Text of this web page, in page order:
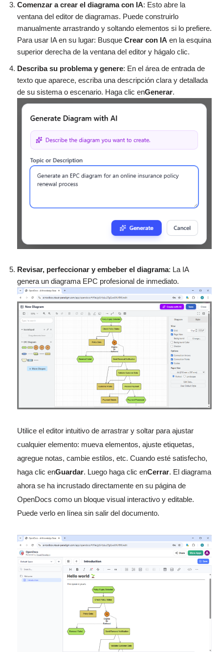
Comenzar a crear el diagrama con IA: Esto abre la
ventana del editor de diagramas. Puede construirlo
manualmente arrastrando y soltando elementos si lo prefiere.
Para usar IA en su lugar: Busque Crear con IA en la esquina
superior derecha de la ventana del editor y hágalo clic.
Describa su problema y genere: En el área de entrada de
texto que aparece, escriba una descripción clara y detallada
de su sistema o escenario. Haga clic enGenerar.
Revisar, perfeccionar y embeber el diagrama: La IA
genera un diagrama EPC profesional de inmediato.
Utilice el editor intuitivo de arrastrar y soltar para ajustar
cualquier elemento: mueva elementos, ajuste etiquetas,
agregue notas, cambie estilos, etc. Cuando esté satisfecho,
haga clic enGuardar. Luego haga clic enCerrar. El diagrama
ahora se ha incrustado directamente en su página de
OpenDocs como un bloque visual interactivo y editable.
Puede verlo en línea sin salir del documento.